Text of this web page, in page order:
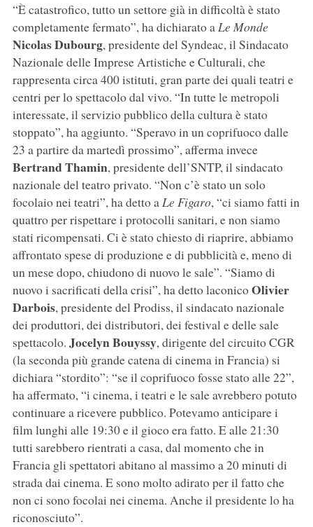
“È catastrofico, tutto un settore già in difficoltà è stato
completamente fermato”, ha dichiarato aLe Monde
Nicolas Dubourg, presidente del Syndeac, il Sindacato
Nazionale delle Imprese Artistiche e Culturali, che
rappresenta circa 400 istituti, gran parte dei quali teatri e
centri per lo spettacolo dal vivo. “In tutte le metropoli
interessate, il servizio pubblico della cultura è stato
stoppato”, ha aggiunto. “Speravo in un coprifuoco dalle
23 a partire da martedì prossimo”, afferma invece
Bertrand Thamin, presidente dell’SNTP, il sindacato
nazionale del teatro privato. “Non c’è stato un solo
focolaio nei teatri”, ha detto aLe Figaro, “ci siamo fatti in
quattro per rispettare i protocolli sanitari, e non siamo
stati ricompensati. Ci è stato chiesto di riaprire, abbiamo
affrontato spese di produzione e di pubblicità e, meno di
un mese dopo, chiudono di nuovo le sale”. “Siamo di
nuovo i sacrificati della crisi”, ha detto laconicoOlivier
Darbois, presidente del Prodiss, il sindacato nazionale
dei produttori, dei distributori, dei festival e delle sale
spettacolo. Jocelyn Bouyssy, dirigente del circuito CGR
(la seconda più grande catena di cinema in Francia) si
dichiara “stordito”: “se il coprifuoco fosse stato alle 22”,
ha affermato, “i cinema, i teatri e le sale avrebbero potuto
continuare a ricevere pubblico. Potevamo anticipare i
film lunghi alle 19:30 e il gioco era fatto. E alle 21:30
tutti sarebbero rientrati a casa, dal momento che in
Francia gli spettatori abitano al massimo a 20 minuti di
strada dai cinema. E sono molto adirato per il fatto che
non ci sono focolai nei cinema. Anche il presidente lo ha
riconosciuto”.